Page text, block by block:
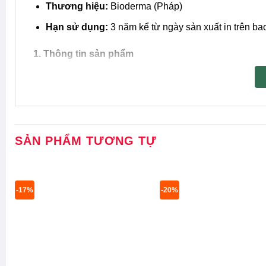
Thương hiệu: Bioderma (Pháp)
Hạn sử dụng: 3 năm kể từ ngày sản xuất in trên
1. Thông tin sản phẩm
Bioderma
SẢN PHẨM TƯƠNG TỰ
-17% -20%